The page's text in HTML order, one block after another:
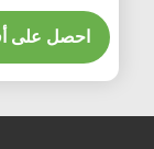
الطبية
احصل على